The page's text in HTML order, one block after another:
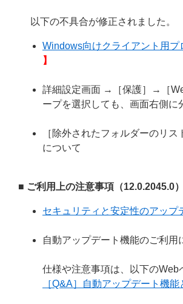
以下の不具合が修正されました。
Windows向けクライアント用
】
詳細設定画面 →［保護］→［
ープを選択しても、画面右側
［除外されたフォルダーのリ
について
■ ご利用上の注意事項（12.0.2045.0）
セキュリティと安定性のアップ
自動アップデート機能のご利用
仕様や注意事項は、以下の
［Q&A］自動アップデート機能